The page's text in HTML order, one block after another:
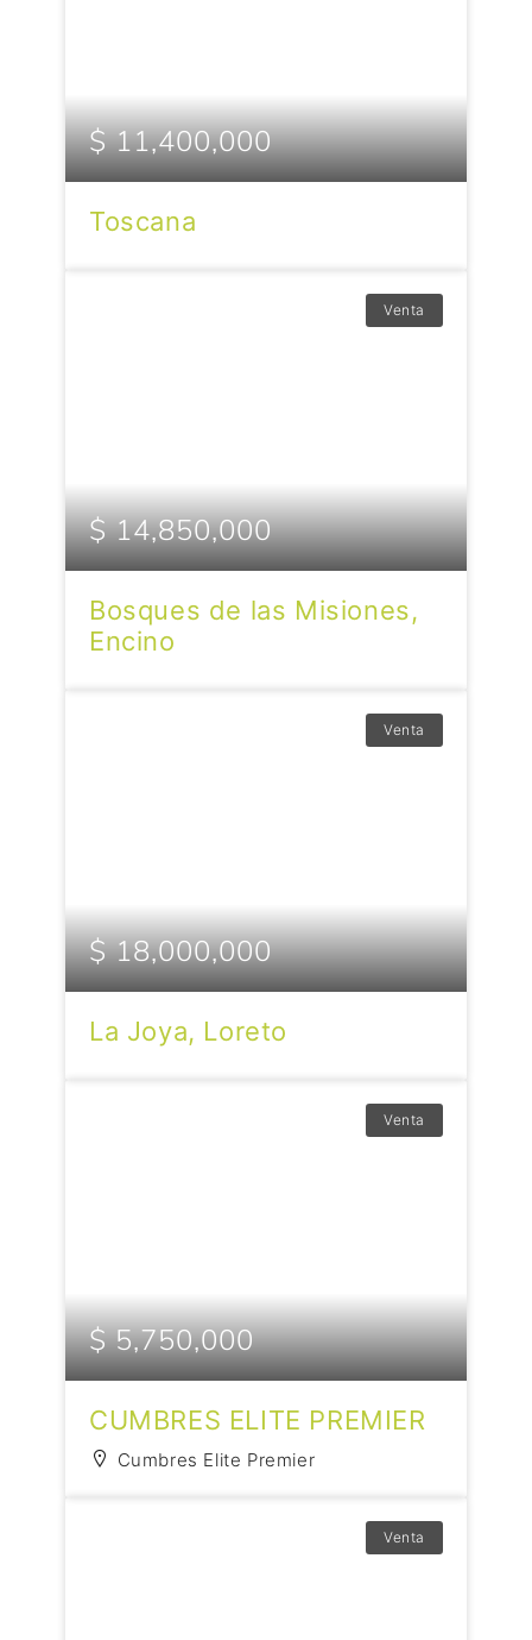
$ 11,400,000
Toscana
Venta
$ 14,850,000
Bosques de las Misiones,
Encino
Venta
$ 18,000,000
La Joya, Loreto
Venta
$ 5,750,000
CUMBRES ELITE PREMIER
Cumbres Elite Premier
Venta